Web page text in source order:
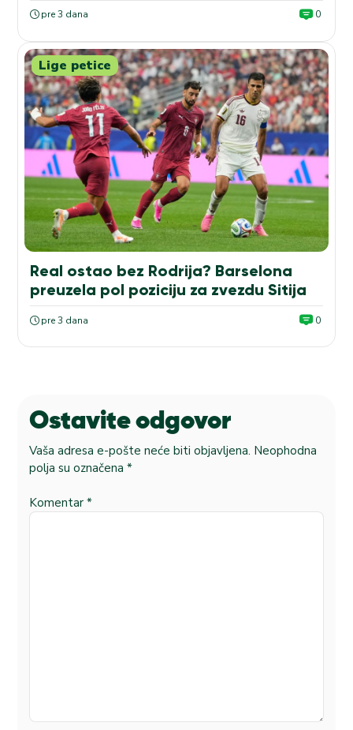
pre 3 dana 0
Lige petice
Real ostao bez Rodrija? Barselona
preuzela pol poziciju za zvezdu Sitija
pre 3 dana 0
Ostavite odgovor
Vaša adresa e-pošte neće biti objavljena. Neophodna
polja su označena *
Komentar *